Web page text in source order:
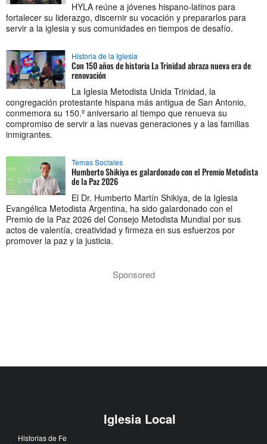
HYLA reúne a jóvenes hispano-latinos para
fortalecer su liderazgo, discernir su vocación y prepararlos para
servir a la iglesia y sus comunidades en tiempos de desafío.
Historia de la Iglesia
Con 150 años de historia La Trinidad abraza nueva era de
renovación
La Iglesia Metodista Unida Trinidad, la
congregación protestante hispana más antigua de San Antonio,
conmemora su 150.º aniversario al tiempo que renueva su
compromiso de servir a las nuevas generaciones y a las familias
inmigrantes.
Temas Sociales
Humberto Shikiya es galardonado con el Premio Metodista
de la Paz 2026
El Dr. Humberto Martín Shikiya, de la Iglesia
Evangélica Metodista Argentina, ha sido galardonado con el
Premio de la Paz 2026 del Consejo Metodista Mundial por sus
actos de valentía, creatividad y firmeza en sus esfuerzos por
promover la paz y la justicia.
Sponsored
Iglesia Local
Historias de Fe